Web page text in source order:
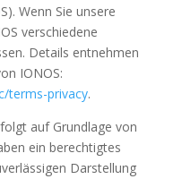
Wenn Sie unsere
verschiedene
Details entnehmen
IONOS:
terms-privacy.
auf Grundlage von
ein berechtigtes
Darstellung